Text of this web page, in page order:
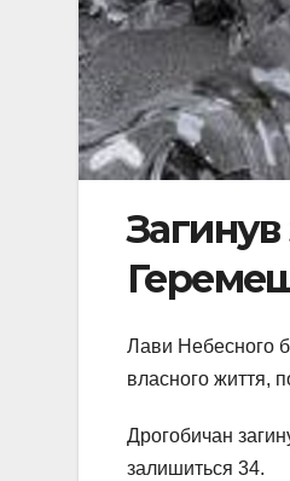
Лави Небесного
власного життя,
Дрогобичан
залишиться 34.